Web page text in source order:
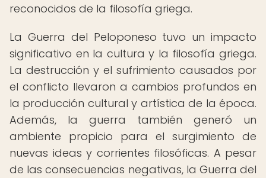
reconocidos de la filosofía griega.
La Guerra del Peloponeso tuvo un impacto
significativo en la cultura y la filosofía griega.
La destrucción y el sufrimiento causados por
el conflicto llevaron a cambios profundos en
la producción cultural y artística de la época.
Además, la guerra también generó un
ambiente propicio para el surgimiento de
nuevas ideas y corrientes filosóficas. A pesar
de las consecuencias negativas, la Guerra del